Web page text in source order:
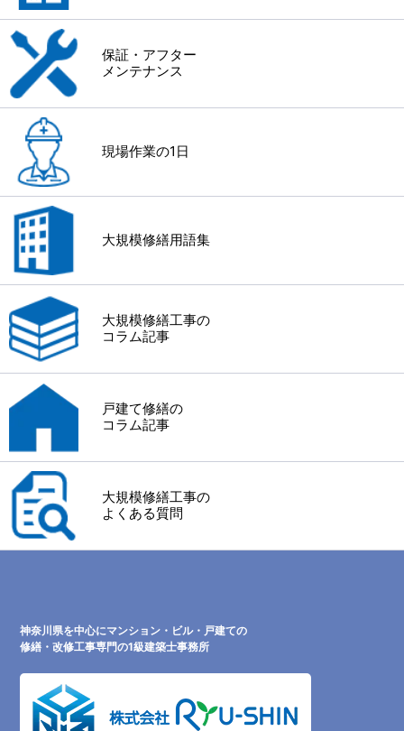
保証・アフター
メンテナンス
現場作業の1日
大規模修繕用語集
大規模修繕工事の
コラム記事
戸建て修繕の
コラム記事
大規模修繕工事の
よくある質問
神奈川県を中心にマンション・ビル・戸建ての
修繕・改修工事専門の1級建築士事務所